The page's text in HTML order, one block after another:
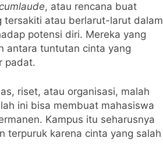
, atau rencana buat
tersakiti atau berlarut-larut dalam
potensi diri. Mereka yang
antara tuntutan cinta yang
padat.
riset, atau organisasi, malah
ini bisa membuat mahasiswa
Kampus itu seharusnya
terpuruk karena cinta yang salah